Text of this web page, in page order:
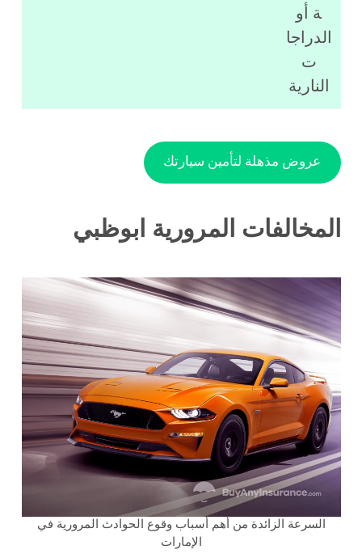
ة أو
الدراجا
ت
النارية
عروض مذهلة لتأمين سيارتك
المخالفات المرورية ابوظبي
السرعة الزائدة من أهم أسباب وقوع الحوادث المرورية في
الإمارات